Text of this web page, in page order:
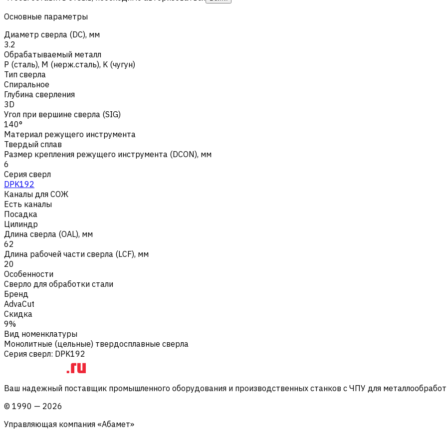
Основные параметры
Диаметр сверла (DC), мм
3.2
Обрабатываемый металл
Р (сталь), M (нерж.сталь), K (чугун)
Тип сверла
Спиральное
Глубина сверления
3D
Угол при вершине сверла (SIG)
140°
Материал режущего инструмента
Твердый сплав
Размер крепления режущего инструмента (DCON), мм
6
Серия сверл
DPK192
Каналы для СОЖ
Есть каналы
Посадка
Цилиндр
Длина сверла (OAL), мм
62
Длина рабочей части сверла (LCF), мм
20
Особенности
Сверло для обработки стали
Бренд
AdvaCut
Скидка
9%
Вид номенклатуры
Монолитные (цельные) твердосплавные сверла
Серия сверл: DPK192
Ваш надежный поставщик промышленного оборудования и производственных станков с ЧПУ для
© 1990 — 2026
Управляющая компания «Абамет»